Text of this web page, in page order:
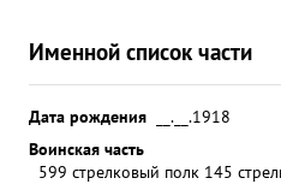
Именной список части
Дата рождения
__.__.1918
Воинская часть
599 стрелковый полк 145